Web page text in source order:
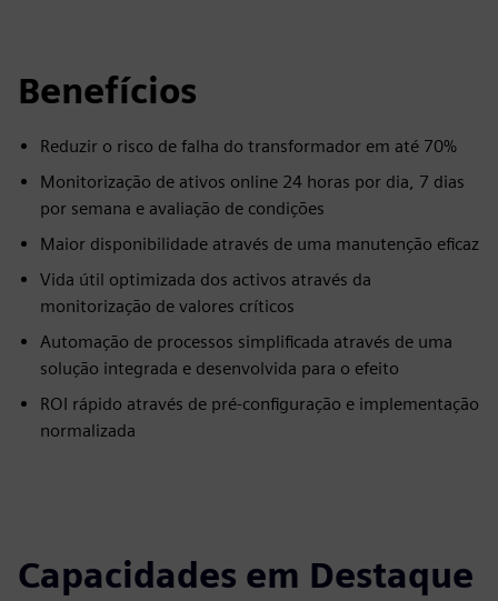
Benefícios
Reduzir o risco de falha do transformador em até 70%
Monitorização de ativos online 24 horas por dia, 7 dias
por semana e avaliação de condições
Maior disponibilidade através de uma manutenção eficaz
Vida útil optimizada dos activos através da
monitorização de valores críticos
Automação de processos simplificada através de uma
solução integrada e desenvolvida para o efeito
ROI rápido através de pré-configuração e implementação
normalizada
Capacidades em Destaque